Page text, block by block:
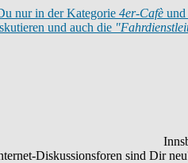
nur in der Kategorie 4er-Cafè und
und auch die
Diskussionsforen sind Dir